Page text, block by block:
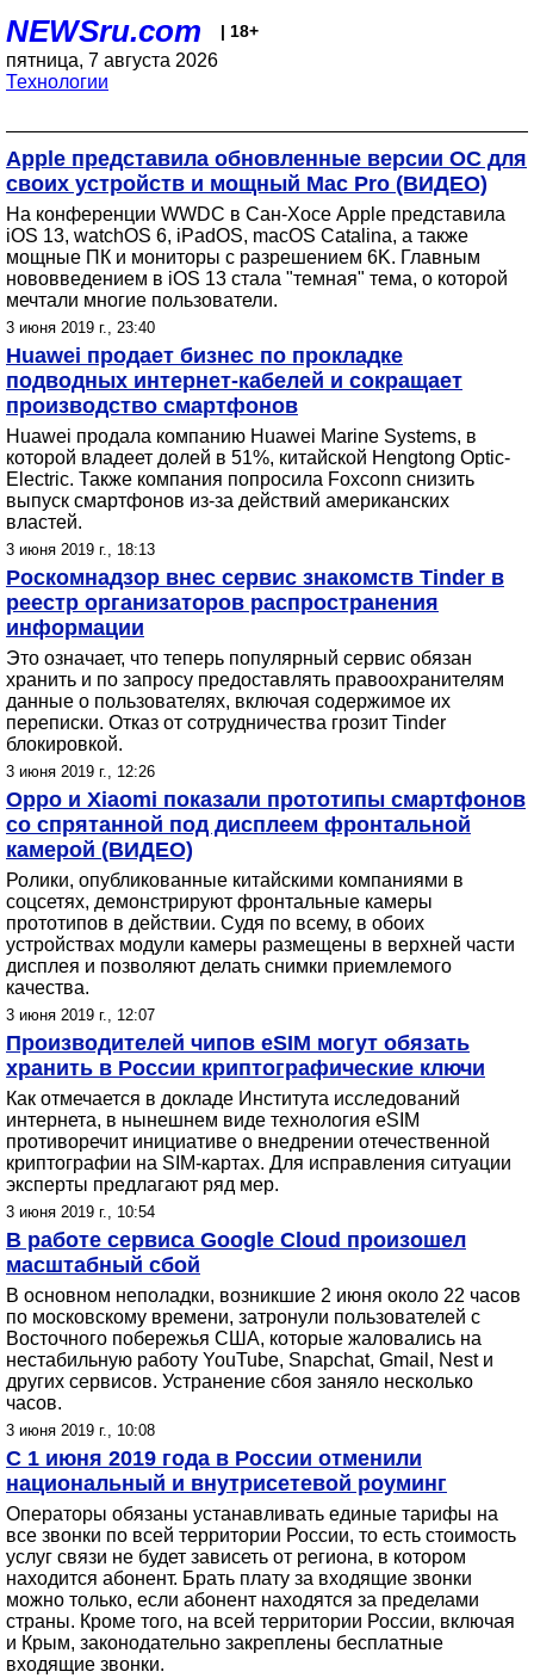
NEWSru.com | 18+
пятница, 7 августа 2026
Технологии
Apple представила обновленные версии OC для
своих устройств и мощный Mac Pro (ВИДЕО)
На конференции WWDC в Сан-Хосе Apple представила
iOS 13, watchOS 6, iPadOS, macOS Catalina, а также
мощные ПК и мониторы с разрешением 6K. Главным
нововведением в iOS 13 стала "темная" тема, о которой
мечтали многие пользователи.
3 июня 2019 г., 23:40
Huawei продает бизнес по прокладке
подводных интернет-кабелей и сокращает
производство смартфонов
Huawei продала компанию Huawei Marine Systems, в
которой владеет долей в 51%, китайской Hengtong Optic-
Electric. Также компания попросила Foxconn снизить
выпуск смартфонов из-за действий американских
властей.
3 июня 2019 г., 18:13
Роскомнадзор внес сервис знакомств Tinder в
реестр организаторов распространения
информации
Это означает, что теперь популярный сервис обязан
хранить и по запросу предоставлять правоохранителям
данные о пользователях, включая содержимое их
переписки. Отказ от сотрудничества грозит Tinder
блокировкой.
3 июня 2019 г., 12:26
Oppo и Xiaomi показали прототипы смартфонов
со спрятанной под дисплеем фронтальной
камерой (ВИДЕО)
Ролики, опубликованные китайскими компаниями в
соцсетях, демонстрируют фронтальные камеры
прототипов в действии. Судя по всему, в обоих
устройствах модули камеры размещены в верхней части
дисплея и позволяют делать снимки приемлемого
качества.
3 июня 2019 г., 12:07
Производителей чипов eSIM могут обязать
хранить в России криптографические ключи
Как отмечается в докладе Института исследований
интернета, в нынешнем виде технология eSIM
противоречит инициативе о внедрении отечественной
криптографии на SIM-картах. Для исправления ситуации
эксперты предлагают ряд мер.
3 июня 2019 г., 10:54
В работе сервиса Google Cloud произошел
масштабный сбой
В основном неполадки, возникшие 2 июня около 22 часов
по московскому времени, затронули пользователей с
Восточного побережья США, которые жаловались на
нестабильную работу YouTube, Snapchat, Gmail, Nest и
других сервисов. Устранение сбоя заняло несколько
часов.
3 июня 2019 г., 10:08
C 1 июня 2019 года в России отменили
национальный и внутрисетевой роуминг
Операторы обязаны устанавливать единые тарифы на
все звонки по всей территории России, то есть стоимость
услуг связи не будет зависеть от региона, в котором
находится абонент. Брать плату за входящие звонки
можно только, если абонент находятся за пределами
страны. Кроме того, на всей территории России, включая
и Крым, законодательно закреплены бесплатные
входящие звонки.